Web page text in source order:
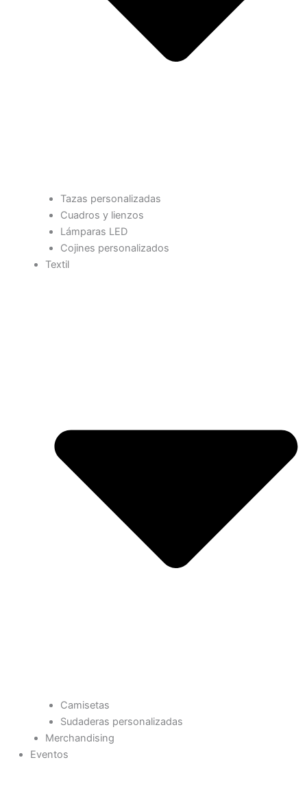
Tazas personalizadas
Cuadros y lienzos
Lámparas LED
Cojines personalizados
Textil
Camisetas
Sudaderas personalizadas
Merchandising
Eventos